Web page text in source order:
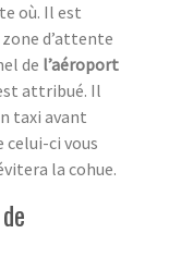
où. Il est
d’attente
de l’aéroport
attribué. Il
taxi avant
celui-ci vous
la cohue.